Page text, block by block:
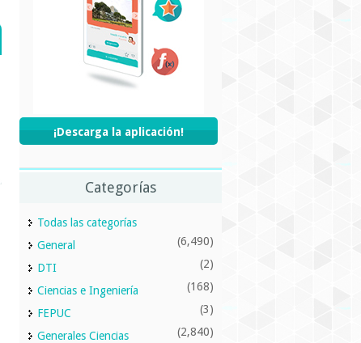
¡Descarga la aplicación!
Categorías
Todas las categorías
General
(6,490)
DTI (2)
Ciencias e Ingeniería (168)
FEPUC (3)
Generales Ciencias (2,840)